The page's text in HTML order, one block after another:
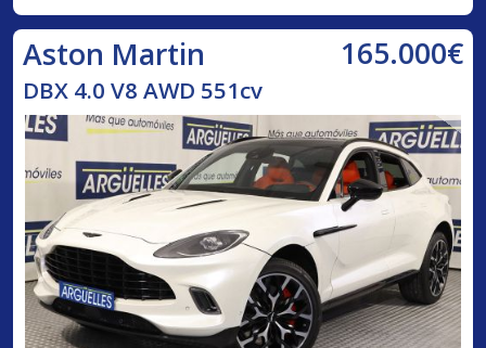
Aston Martin 165.000€
DBX 4.0 V8 AWD 551cv